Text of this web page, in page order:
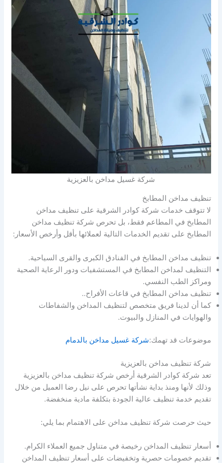
شركة غسيل مداخن بالعزيزية
تنظيف مداخن المطابخ
لا تتوقف خدمات شركة كوادر الشرقية على تنظيف مداخن
المطابخ في المطاعم فقط، بل تحرص شركة تنظيف مداخن
المطابخ على تقديم الخدمات التالية لعملائها بأقل وأرخص الأسعار:
تنظيف مداخن المطابخ في الفنادق الكبرى والقرى السياحية.
التنظيف لمداخن المطابخ في المستشفيات ودور الرعاية الصحية
ومراكز الطب النفسي.
تنظيف مداخن المطابخ في قاعات الأفراح..
كما أن لدينا فريق متخصص لتنظيف المداخن والشفاطات
والهوايات في المنازل والبيوت.
موضوعات قد تهمك:شركة غسيل مداخن بالدمام
شركة تنظيف مداخن بالعزيزية
تعد شركة كوادر الشرقية أرخص شركة تنظيف مداخن بالعزيزية
وذلك لأنها ومنذ بداية نشأتها تحرص على نيل رضا العميل من خلال
تقديم خدمة تنظيف عالية الجودة بتكلفة مادية منخفضة.
حيث حرصت شركة تنظيف مداخن على الاهتمام بما يلي:
أسعار تنظيف المداخن رخيصة في متناول جميع العملاء الكرام.
تقديم خصومات حصرية وتخفيضات على أسعار تنظيف المداخن